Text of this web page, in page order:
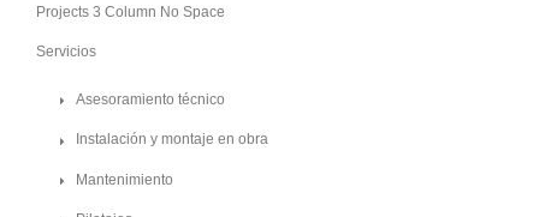
Projects 3 Column No Space
Servicios
Asesoramiento técnico
Instalación y montaje en obra
Mantenimiento